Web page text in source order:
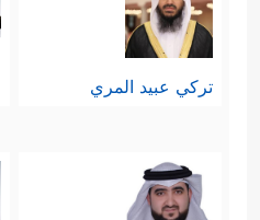
تركي عبيد المري